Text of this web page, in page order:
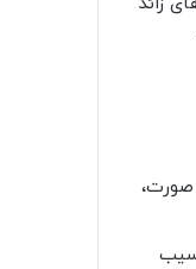
صورت،